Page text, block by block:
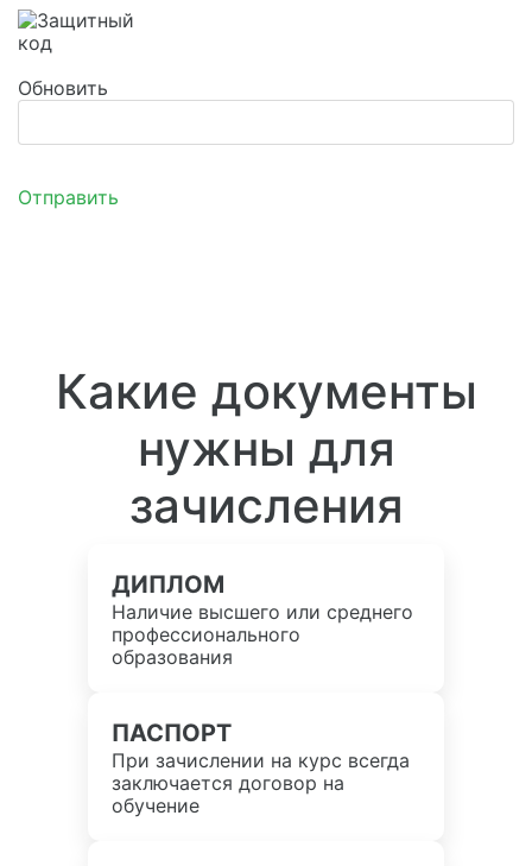
Обновить
Отправить
Какие документы
нужны для
зачисления
ДИПЛОМ
Наличие высшего или среднего
профессионального
образования
ПАСПОРТ
При зачислении на курс всегда
заключается договор на
обучение